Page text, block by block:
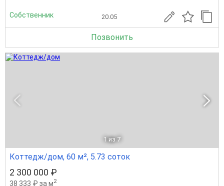
Собственник 20.05
Позвонить
1 из 7
Коттедж/дом, 60 м², 5.73 соток
2 300 000 ₽
38 333 ₽ за м2